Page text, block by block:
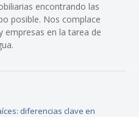
encontrando las
posible. Nos complace
empresas en la tarea de
diferencias clave en